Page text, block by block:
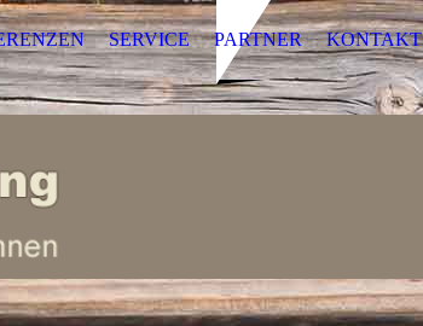
SERVICE PARTNER KONTAKT